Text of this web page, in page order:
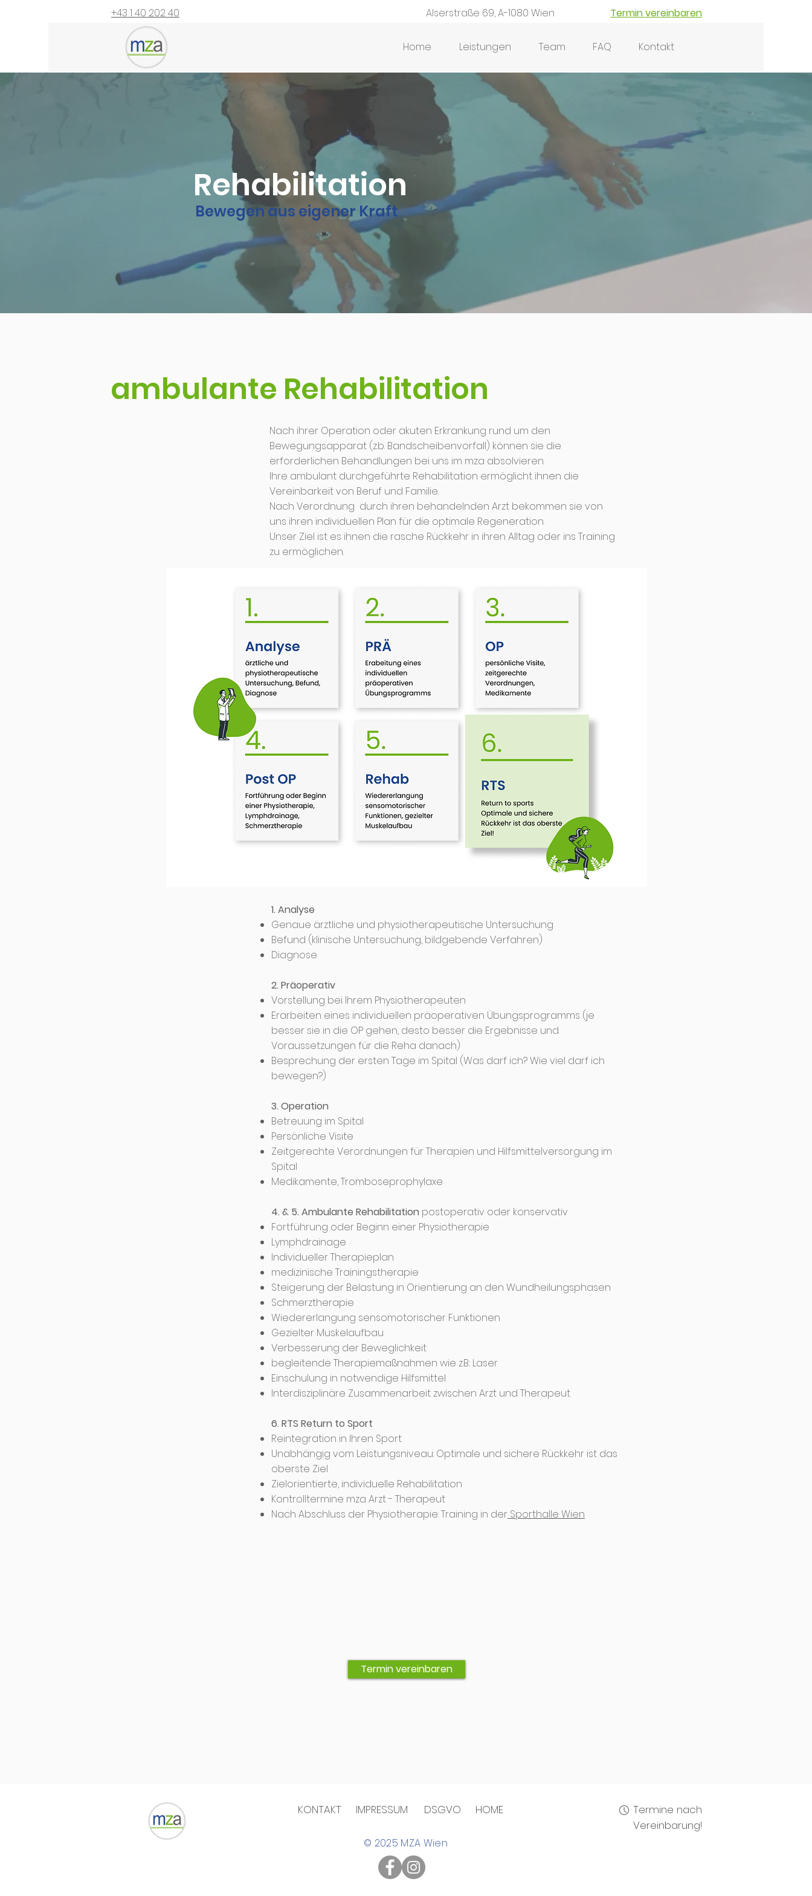
+43 1 40 202 40 Alserstraße 69, A-1080 Wien Termin vereinbaren
Home Leistungen Team FAQ Kontakt
Rehabilitation
Bewegen aus eigener Kraft
ambulante Rehabilitation
1. Analyse
Genaue ärztliche und physiotherapeutische Untersuchung
Befund (klinische Untersuchung, bildgebende Verfahren)
Diagnose
2. Präoperativ
Vorstellung bei Ihrem Physiotherapeuten
Erarbeiten eines individuellen präoperativen Übungsprogramms (je
besser sie in die OP gehen, desto besser die Ergebnisse und
Voraussetzungen für die Reha danach)
Besprechung der ersten Tage im Spital (Was darf ich? Wie viel darf ich
bewegen?)
3. Operation
Betreuung im Spital
Persönliche Visite
Zeitgerechte Verordnungen für Therapien und Hilfsmittelversorgung im
Spital
Medikamente, Tromboseprophylaxe
4. & 5. Ambulante Rehabilitation postoperativ oder konservativ
Fortführung oder Beginn einer Physiotherapie
Lymphdrainage
Individueller Therapieplan
medizinische Trainingstherapie
Steigerung der Belastung in Orientierung an den Wundheilungsphasen
Schmerztherapie
Wiedererlangung sensomotorischer Funktionen
Gezielter Muskelaufbau
Verbesserung der Beweglichkeit
begleitende Therapiemaßnahmen wie z.B.: Laser
Einschulung in notwendige Hilfsmittel
Interdisziplinäre Zusammenarbeit zwischen Arzt und Therapeut
6. RTS Return to Sport
Reintegration in Ihren Sport
Unabhängig vom Leistungsniveau: Optimale und sichere Rückkehr ist das
oberste Ziel
Zielorientierte, individuelle Rehabilitation
Kontrolltermine mza Arzt - Therapeut
Nach Abschluss der Physiotherapie: Training in der Sporthalle Wien
Nach ihrer Operation oder akuten Erkrankung rund um den
Bewegungsapparat (z.b. Bandscheibenvorfall) können sie die
erforderlichen Behandlungen bei uns im mza absolvieren.
Ihre ambulant durchgeführte Rehabilitation ermöglicht ihnen die
Vereinbarkeit von Beruf und Familie.
Nach Verordnung durch ihren behandelnden Arzt bekommen sie von
uns ihren individuellen Plan für die optimale Regeneration.
Unser Ziel ist es ihnen die rasche Rückkehr in ihren Alltag oder ins Training
zu ermöglichen.
Termin vereinbaren
KONTAKT IMPRESSUM DSGVO HOME
Termine nach
Vereinbarung!
© 2025 MZA Wien